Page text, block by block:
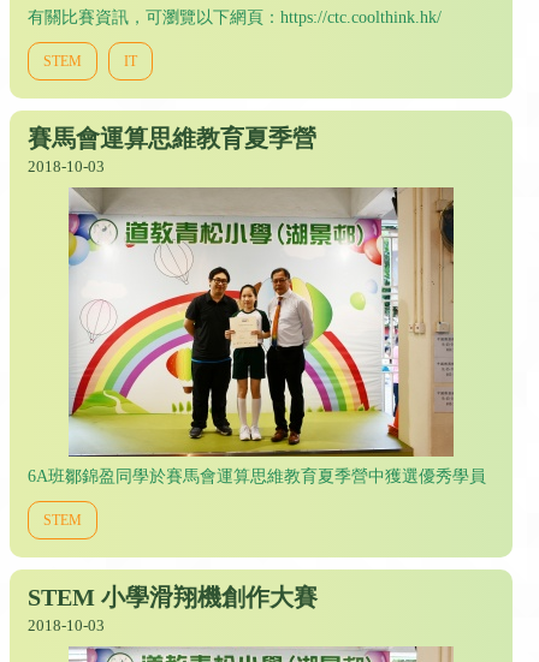
有關比賽資訊，可瀏覽以下網頁：https://ctc.coolthink.hk/
STEM IT
賽馬會運算思維教育夏季營
2018-10-03
6A班鄒錦盈同學於賽馬會運算思維教育夏季營中獲選優秀學員
STEM
STEM 小學滑翔機創作大賽
2018-10-03